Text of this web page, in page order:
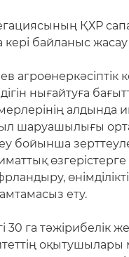
ҚХР
кері байланыс
нығайтуға
алдында
шаруашылығы
бойынша
ету.
30 га